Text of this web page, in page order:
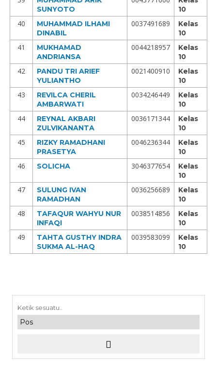
SUNYOTO
10
40
MUHAMMAD ILHAMI
DINABIL
0037491689
Kelas
10
41
MUKHAMAD
ANDRIANSA
0044218957
Kelas
10
42
PANDU TRI ARIEF
YULIANTHO
0021400910
Kelas
10
43
REVILCA CHERIL
AMBARWATI
0034246449
Kelas
10
44
REYNAL AKBARI
ZULVIKANANTA
0036171344
Kelas
10
45
RIZKY RAMADHANI
PRASETYA
0046236344
Kelas
10
46 SOLICHA 3046377654
Kelas
10
47
SULUNG IVAN
RAMADHAN
0036256689
Kelas
10
48
TAFAQUR WAHYU NUR
INFAQI
0038514856
Kelas
10
49
TAHTA GUSTHY INDRA
SUKMA AL-HAQ
0039583099
Kelas
10